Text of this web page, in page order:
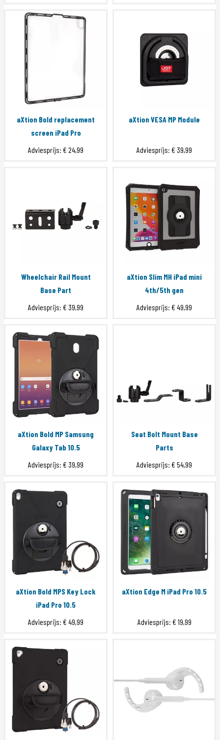
aXtion Bold replacement
screen iPad Pro
Adviesprijs: € 24,99
aXtion VESA MP Module
Adviesprijs: € 39,99
Wheelchair Rail Mount
Base Part
Adviesprijs: € 39,99
aXtion Slim MH iPad mini
4th/5th gen
Adviesprijs: € 49,99
aXtion Bold MP Samsung
Galaxy Tab 10.5
Adviesprijs: € 39,99
Seat Bolt Mount Base
Parts
Adviesprijs: € 54,99
aXtion Bold MPS Key Lock
iPad Pro 10.5
Adviesprijs: € 49,99
aXtion Edge M iPad Pro 10.5
Adviesprijs: € 19,99